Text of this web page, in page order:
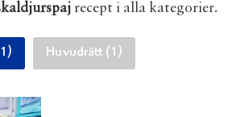
recept i alla kategorier.
Huvudrätt (1)